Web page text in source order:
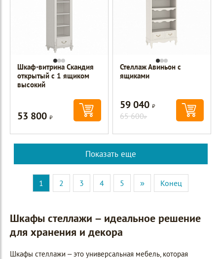
Шкаф-витрина Скандия
открытый с 1 ящиком
высокий
53 800Р
Стеллаж Авиньон с
ящиками
59 040Р
65 600Р
Показать еще
1 2 3 4 5 » Конец
Шкафы стеллажи – идеальное решение
для хранения и декора
Шкафы стеллажи – это универсальная мебель, которая